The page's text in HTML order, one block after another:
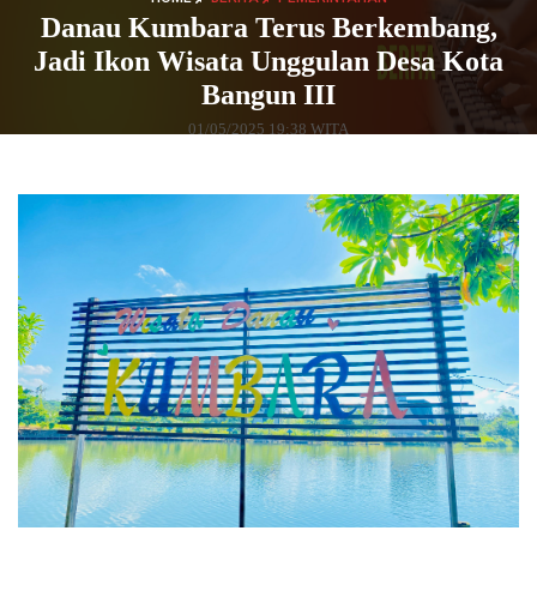
Danau Kumbara Terus Berkembang,
Jadi Ikon Wisata Unggulan Desa Kota
Bangun III
01/05/2025 19:38 WITA